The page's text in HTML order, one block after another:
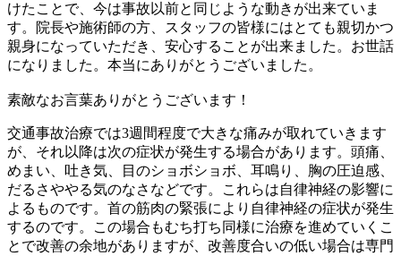
けたことで、今は事故以前と同じような動きが出来ていま
す。院長や施術師の方、スタッフの皆様にはとても親切かつ
親身になっていただき、安心することが出来ました。お世話
になりました。本当にありがとうございました。
素敵なお言葉ありがとうございます！
交通事故治療では3週間程度で大きな痛みが取れていきます
が、それ以降は次の症状が発生する場合があります。頭痛、
めまい、吐き気、目のショボショボ、耳鳴り、胸の圧迫感、
だるさややる気のなさなどです。これらは自律神経の影響に
よるものです。首の筋肉の緊張により自律神経の症状が発生
するのです。この場合もむち打ち同様に治療を進めていくこ
とで改善の余地がありますが、改善度合いの低い場合は専門